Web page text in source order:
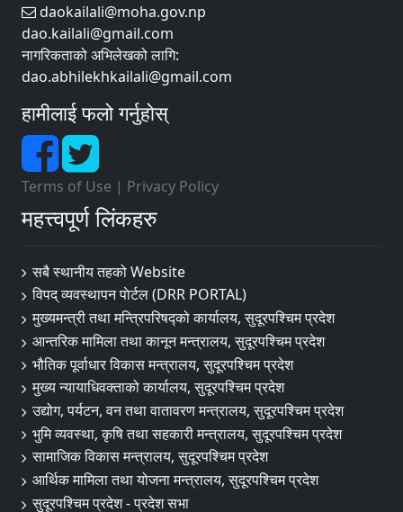
daokailali@moha.gov.np
dao.kailali@gmail.com
नागरिकताको अभिलेखको लागि:
dao.abhilekhkailali@gmail.com
हामीलाई फलो गर्नुहोस्
Terms of Use | Privacy Policy
महत्त्वपूर्ण लिंकहरु
सबै स्थानीय तहको Website
विपद् व्यवस्थापन पाेर्टल (DRR PORTAL)
मुख्यमन्त्री तथा मन्त्रिपरिषद्को कार्यालय, सुदूरपश्चिम प्रदेश
आन्तरिक मामिला तथा कानून मन्त्रालय, सुदूरपश्चिम प्रदेश
भौतिक पूर्वाधार विकास मन्त्रालय, सुदूरपश्चिम प्रदेश
मुख्य न्यायाधिवक्ताको कार्यालय, सुदूरपश्चिम प्रदेश
उद्योग, पर्यटन, वन तथा वातावरण मन्त्रालय, सुदूरपश्चिम प्रदेश
भुमि व्यवस्था, कृषि तथा सहकारी मन्त्रालय, सुदूरपश्चिम प्रदेश
सामाजिक विकास मन्त्रालय, सुदूरपश्चिम प्रदेश
आर्थिक मामिला तथा योजना मन्त्रालय, सुदूरपश्चिम प्रदेश
सुदूरपश्चिम प्रदेश - प्रदेश सभा